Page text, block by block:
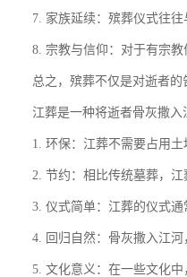
7. 家族延续：殡葬仪式往
8. 宗教与信仰：对于有宗
总之，殡葬不仅是对逝者
江葬是一种将逝者骨灰撒入
1. 环保：江葬不需要占用
2. 节约：相比传统墓葬，
3. 仪式简单：江葬的仪式
4. 回归自然：骨灰撒入江河
5. 文化意义：在一些文化